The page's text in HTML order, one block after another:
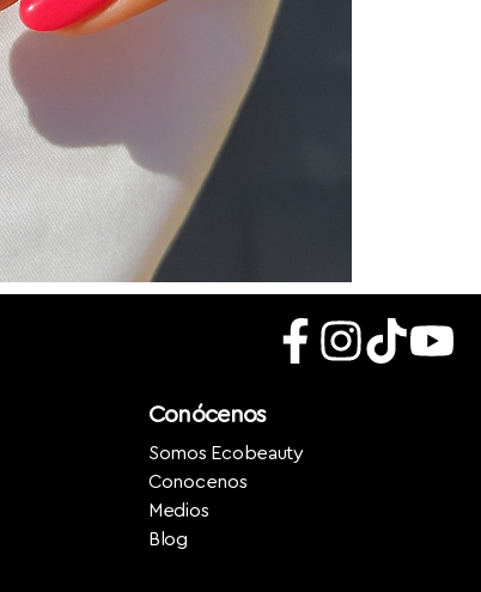
Conócenos
Somos Ecobeauty
Conocenos
Medios
Blog